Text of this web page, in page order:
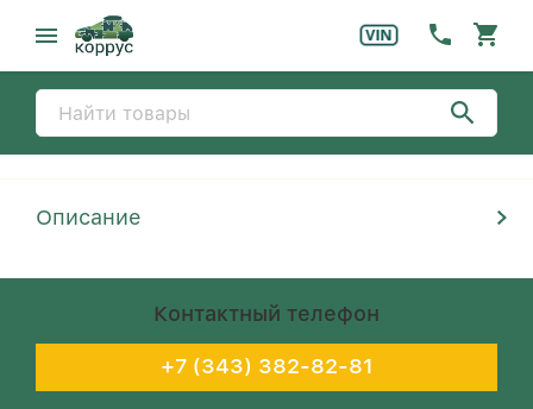
Описание
Контактный телефон
+7 (343) 382-82-81